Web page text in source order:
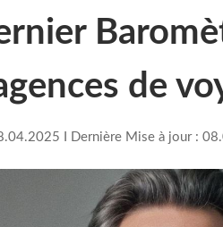
de
I Dernière Mise à jour :